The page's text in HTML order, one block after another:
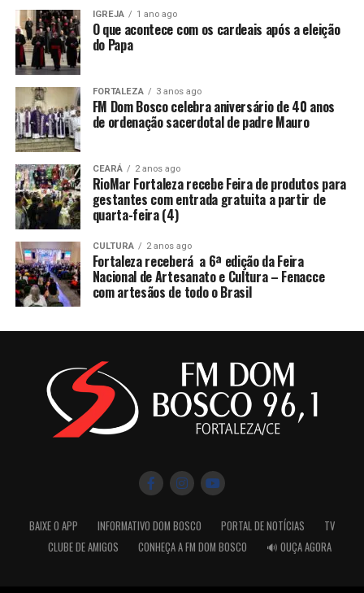
IGREJA 1 ano ago
O que acontece com os cardeais após a eleição
do Papa
FORTALEZA 3 anos ago
FM Dom Bosco celebra aniversário de 40 anos
de ordenação sacerdotal de padre Mauro
CEARÁ 2 anos ago
RioMar Fortaleza recebe Feira de produtos para
gestantes com entrada gratuita a partir de
quarta-feira (4)
CULTURA 2 anos ago
Fortaleza receberá a 6ª edição da Feira
Nacional de Artesanato e Cultura – Fenacce
com artesãos de todo o Brasil
BAIXE O APP INFORMATIVO DOM BOSCO PORTAL DE NOTÍCIAS
TV
CLUBE DE AMIGOS
CONHEÇA A FM DOM BOSCO 🔊 OUÇA AGORA